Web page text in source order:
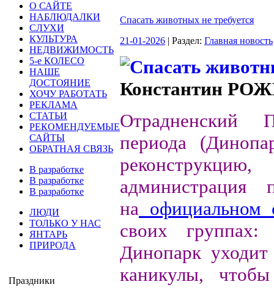
О САЙТЕ
НАБЛЮДАЛКИ
СЛУХИ
КУЛЬТУРА
НЕДВИЖИМОСТЬ
5-е КОЛЕСО
НАШЕ
ДОСТОЯНИЕ
ХОЧУ РАБОТАТЬ
РЕКЛАМА
СТАТЬИ
РЕКОМЕНДУЕМЫЕ
САЙТЫ
ОБРАТНАЯ СВЯЗЬ
В разработке
В разработке
В разработке
ЛЮДИ
ТОЛЬКО У НАС
ЯНТАРЬ
ПРИРОДА
Праздники
Спасать животных не требуется
21-01-2026 | Раздел: Главная новость
Константин
Отрадненский
периода
администрация
на официальном
своих
Динопарк
каникулы,